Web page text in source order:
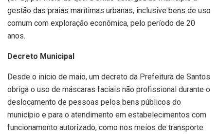
gestão das praias marítimas urbanas, inclusive bens de uso
comum com exploração econômica, pelo período de 20
anos.
Decreto Municipal
Desde o início de maio, um decreto da Prefeitura de Santos
obriga o uso de máscaras faciais não profissional durante o
deslocamento de pessoas pelos bens públicos do
município e para o atendimento em estabelecimentos com
funcionamento autorizado, como nos meios de transporte